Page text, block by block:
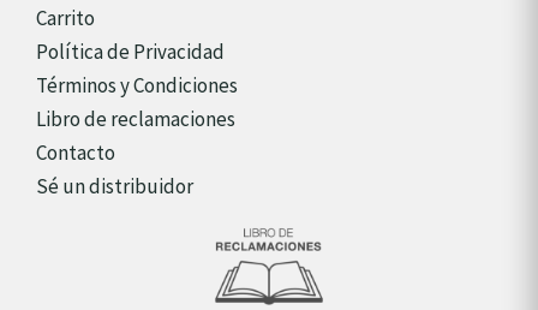
Carrito
Política de Privacidad
Términos y Condiciones
Libro de reclamaciones
Contacto
Sé un distribuidor